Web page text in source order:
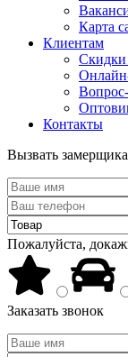
Карта
Клиентам
Скидки
Контакты
Вызвать замерщика
Пожалуйста,
Заказать звонок